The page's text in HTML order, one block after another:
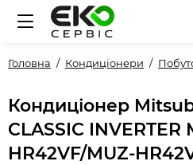
Головна Кондиціонери
Кондиціонер
CLASSIC INVERTER
HR42VF/MUZ-